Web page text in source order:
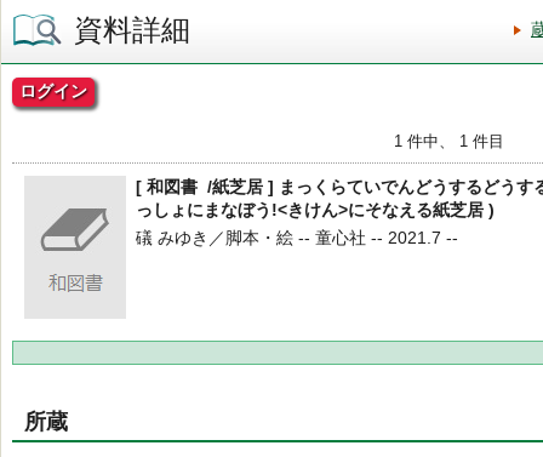
資料詳細
ログイン
1 件中、 1 件目
[ 和図書 /紙芝居 ] まっくらていでんどうするどうす
っしょにまなぼう!<きけん>にそなえる紙芝居 )
礒 みゆき／脚本・絵 -- 童心社 -- 2021.7 --
所蔵